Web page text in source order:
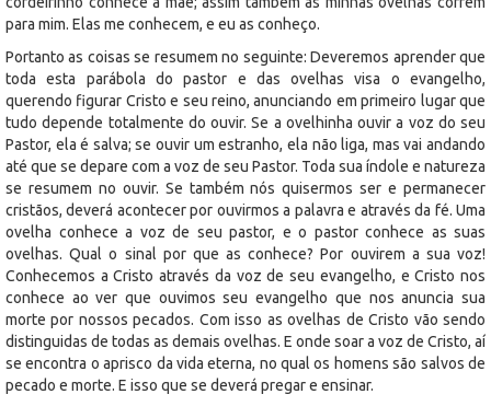
para mim. Elas me conhecem, e eu as conheço.
Portanto as coisas se resumem no seguinte: Deveremos aprender que
toda esta parábola do pastor e das ovelhas visa o evangelho,
querendo figurar Cristo e seu reino, anunciando em primeiro lugar que
tudo depende totalmente do ouvir. Se a ovelhinha ouvir a voz do seu
Pastor, ela é salva; se ouvir um estranho, ela não liga, mas vai andando
até que se depare com a voz de seu Pastor. Toda sua índole e natureza
se resumem no ouvir. Se também nós quisermos ser e permanecer
cristãos, deverá acontecer por ouvirmos a palavra e através da fé. Uma
ovelha conhece a voz de seu pastor, e o pastor conhece as suas
ovelhas. Qual o sinal por que as conhece? Por ouvirem a sua voz!
Conhecemos a Cristo através da voz de seu evangelho, e Cristo nos
conhece ao ver que ouvimos seu evangelho que nos anuncia sua
morte por nossos pecados. Com isso as ovelhas de Cristo vão sendo
distinguidas de todas as demais ovelhas. E onde soar a voz de Cristo, aí
se encontra o aprisco da vida eterna, no qual os homens são salvos de
pecado e morte. E isso que se deverá pregar e ensinar.